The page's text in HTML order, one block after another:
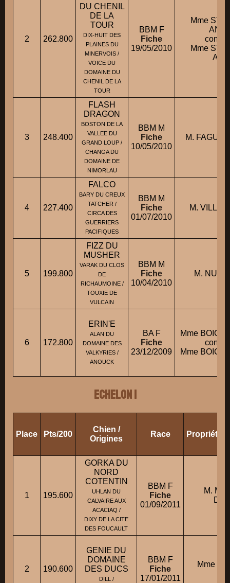
2 262.800
DU CHENIL
DE LA
TOUR
DIX-HUIT DES
PLAINES DU
MINERVOIS /
VOICE DU
DOMAINE DU
CHENIL DE LA
TOUR
BBM F
Fiche
19/05/2010
Mme
Mme
3 248.400
FLASH
DRAGON
BOSTON DE LA
VALLEE DU
GRAND LOUP /
CHANGA DU
DOMAINE DE
NIMORLAU
BBM M
Fiche
10/05/2010
M.
4 227.400
FALCO
BARY DU CREUX
TATCHER /
CIRCA DES
GUERRIERS
PACIFIQUES
BBM M
Fiche
01/07/2010
M.
5 199.800
FIZZ DU
MUSHER
VARAK DU CLOS
DE
RICHAUMOINE /
TOUXIE DE
VULCAIN
BBM M
Fiche
10/04/2010
M.
6 172.800
ERIN'E
ALAN DU
DOMAINE DES
VALKYRIES /
ANOUCK
BA F
Fiche
23/12/2009
Mme
Mme
ECHELON 1
Place Pts/200
Chien /
Origines
Race
1 195.600
GORKA DU
NORD
COTENTIN
UHLAN DU
CALVAIRE AUX
ACACIAQ /
DIXY DE LA CITE
DES FOUCAULT
BBM F
Fiche
01/09/2011
M.
2 190.600
GENIE DU
DOMAINE
DES DUCS
DILL /
BBM F
Fiche
17/01/2011
Mme